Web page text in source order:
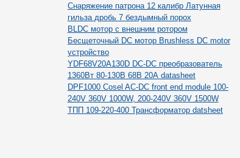
Снаряжение патрона 12 калибр Латунная
гильза дробь 7 бездымный порох
BLDC мотор с внешним ротором
Бесщеточный DC мотор Brushless DC motor
устройство
YDF68V20A130D DC-DC преобразователь
1360Вт 80-130В 68В 20А datasheet
DPF1000 Cosel AC-DC front end module 100-
240V 360V 1000W, 200-240V 360V 1500W
ТПП 109-220-400 Трансформатор datsheet